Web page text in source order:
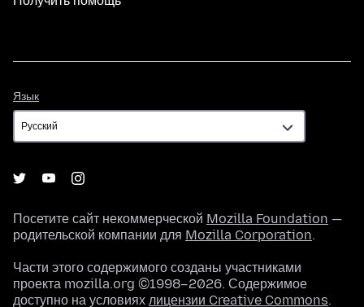
Язык
Посетите сайт некоммерческой Mozilla Foundation —
родительской компании для Mozilla Corporation.
Части этого содержимого созданы участниками
проекта mozilla.org ©1998–2026. Содержимое
доступно на условиях лицензии Creative Commons.